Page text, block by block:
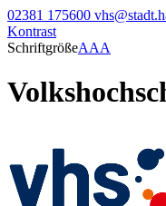
02381 175600
Kontrast
SchriftgrößeAAA